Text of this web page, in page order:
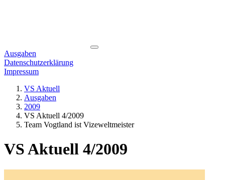
Ausgaben
Datenschutzerklärung
Impressum
VS Aktuell
Ausgaben
2009
VS Aktuell 4/2009
Team Vogtland ist Vizeweltmeister
VS Aktuell 4/2009